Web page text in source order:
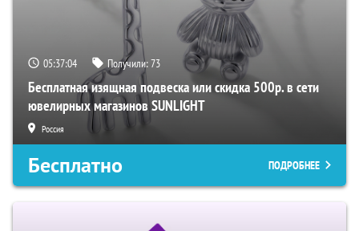
05:37:03 Получили:73
Бесплатная изящная подвеска или скидка 500р. в сети
ювелирных магазинов SUNLIGHT
Россия
Бесплатно ПОДРОБНЕЕ